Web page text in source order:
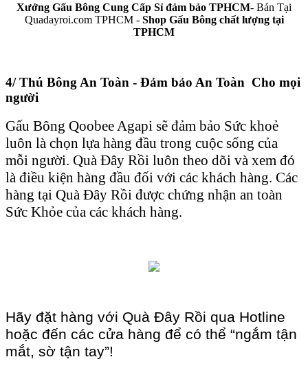
Xưởng Gấu Bông Cung Cấp Sỉ đảm bảo TPHCM- Bán Tại
Quadayroi.com TPHCM - Shop Gấu Bông chất lượng tại
TPHCM
4/ Thú Bông An Toàn - Đảm bảo An Toàn Cho mọi
người
Gấu Bông Qoobee Agapi sẽ đảm bảo Sức khoẻ
luôn là chọn lựa hàng đầu trong cuộc sống của
mỗi người. Quà Đây Rồi luôn theo dõi và xem đó
là điều kiện hàng đầu đối với các khách hàng. Các
hàng tại Quà Đây Rồi được chứng nhận an toàn
Sức Khỏe của các khách hàng.
Hãy đặt hàng với Quà Đây Rồi qua Hotline
hoặc đến các cửa hàng để có thể “ngắm tận
mắt, sờ tận tay”!